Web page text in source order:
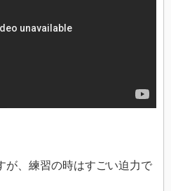
が、練習の時はすごい迫力で